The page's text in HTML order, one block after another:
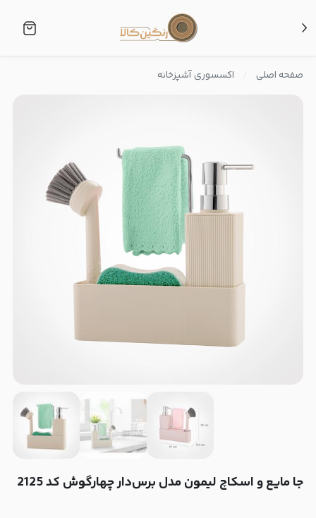
صفحه اصلی اکسسوری آشپزخانه
‫جا مایع و اسکاچ لیمون مدل برس‌دار چهارگوش کد 2125